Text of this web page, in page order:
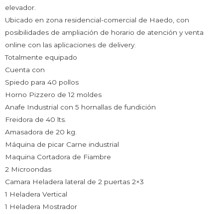
elevador.
Ubicado en zona residencial-comercial de Haedo, con
posibilidades de ampliación de horario de atención y venta
online con las aplicaciones de delivery.
Totalmente equipado
Cuenta con
Spiedo para 40 pollos
Horno Pizzero de 12 moldes
Anafe Industrial con 5 hornallas de fundición
Freidora de 40 lts.
Amasadora de 20 kg.
Máquina de picar Carne industrial
Maquina Cortadora de Fiambre
2 Microondas
Camara Heladera lateral de 2 puertas 2×3
1 Heladera Vertical
1 Heladera Mostrador